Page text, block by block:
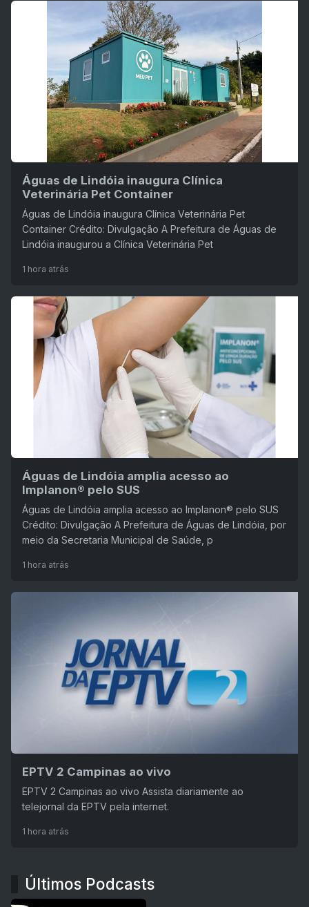
Águas de Lindóia inaugura Clínica
Veterinária Pet Container
Águas de Lindóia inaugura Clínica Veterinária Pet
Container Crédito: Divulgação A Prefeitura de Águas de
Lindóia inaugurou a Clínica Veterinária Pet
1 hora atrás
Águas de Lindóia amplia acesso ao
Implanon® pelo SUS
Águas de Lindóia amplia acesso ao Implanon® pelo SUS
Crédito: Divulgação A Prefeitura de Águas de Lindóia, por
meio da Secretaria Municipal de Saúde, p
1 hora atrás
EPTV 2 Campinas ao vivo
EPTV 2 Campinas ao vivo Assista diariamente ao
telejornal da EPTV pela internet.
1 hora atrás
Últimos Podcasts